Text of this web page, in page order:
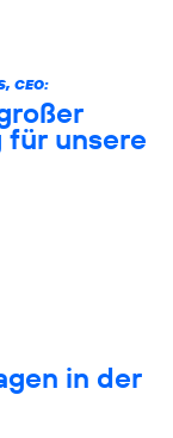
CEO:
für unsere
in der